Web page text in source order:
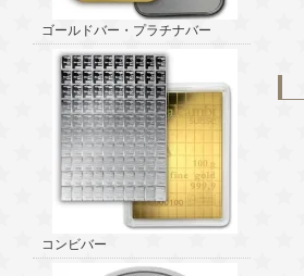
ゴールドバー・プラチナバー
コンビバー